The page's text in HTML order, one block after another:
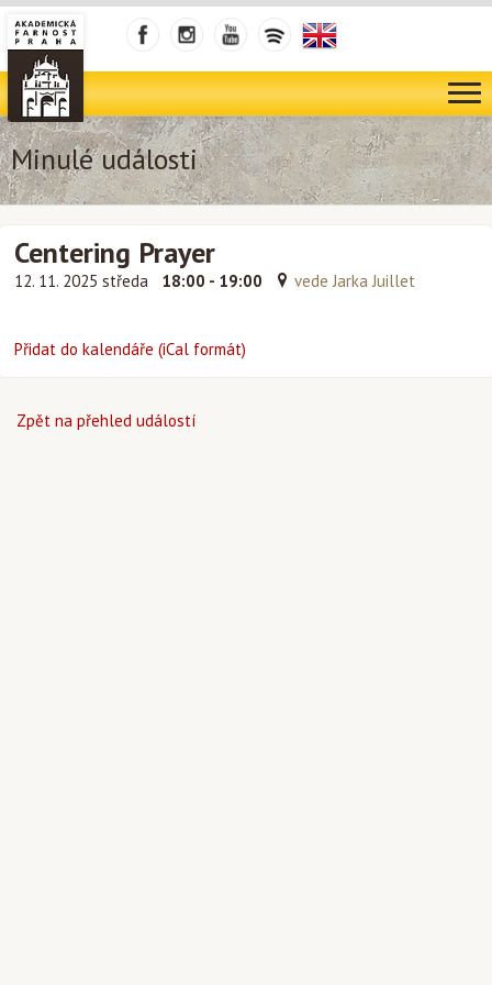
Minulé události
Centering Prayer
12. 11. 2025 středa 18:00 - 19:00 vede Jarka Juillet
Přidat do kalendáře (iCal formát)
Zpět na přehled událostí